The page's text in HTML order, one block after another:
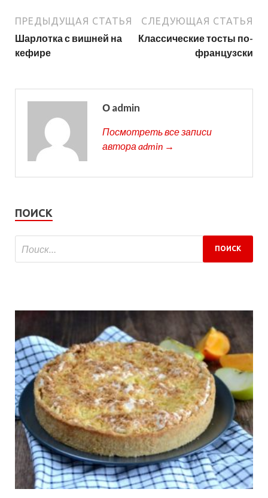
ПРЕДЫДУЩАЯ СТАТЬЯ
Шарлотка с вишней на
кефире
СЛЕДУЮЩАЯ СТАТЬЯ
Классические тосты по-
французски
О admin
Посмотреть все записи
автора admin →
ПОИСК